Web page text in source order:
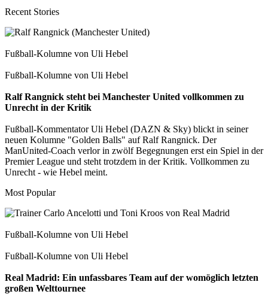
Recent Stories
Fußball-Kolumne von Uli Hebel
Fußball-Kolumne von Uli Hebel
Ralf Rangnick steht bei Manchester United vollkommen zu
Unrecht in der Kritik
Fußball-Kommentator Uli Hebel (DAZN & Sky) blickt in seiner
neuen Kolumne "Golden Balls" auf Ralf Rangnick. Der
ManUnited-Coach verlor in zwölf Begegnungen erst ein Spiel in der
Premier League und steht trotzdem in der Kritik. Vollkommen zu
Unrecht - wie Hebel meint.
Most Popular
Fußball-Kolumne von Uli Hebel
Fußball-Kolumne von Uli Hebel
Real Madrid: Ein unfassbares Team auf der womöglich letzten
großen Welttournee